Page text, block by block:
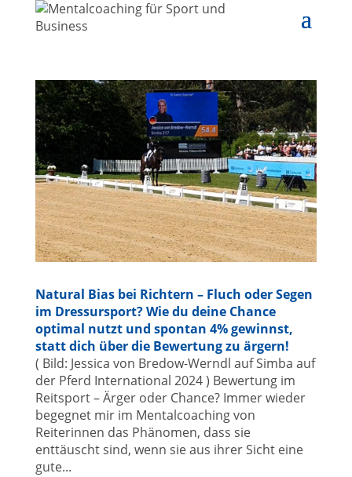
Natural Bias bei Richtern – Fluch oder Segen
im Dressursport? Wie du deine Chance
optimal nutzt und spontan 4% gewinnst,
statt dich über die Bewertung zu ärgern!
( Bild: Jessica von Bredow-Werndl auf Simba auf
der Pferd International 2024 ) Bewertung im
Reitsport – Ärger oder Chance? Immer wieder
begegnet mir im Mentalcoaching von
Reiterinnen das Phänomen, dass sie
enttäuscht sind, wenn sie aus ihrer Sicht eine
gute...